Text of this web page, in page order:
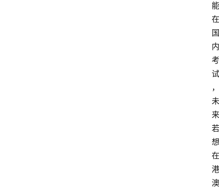
能
在
国
内
考
试
，
未
来
若
想
在
港
澳